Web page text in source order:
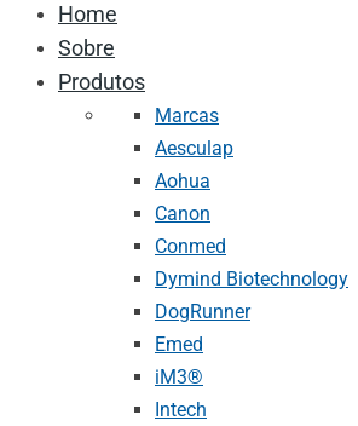
Home
Sobre
Produtos
Marcas
Aesculap
Aohua
Canon
Conmed
Dymind Biotechnology
DogRunner
Emed
iM3®️
Intech